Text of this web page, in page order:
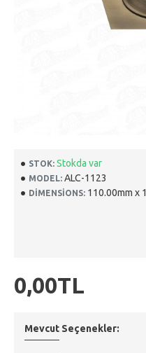
STOK: Stokda var
MODEL: ALC-1123
DIMENSIONS: 110.00mm x
0,00TL
Mevcut Seçenekler: